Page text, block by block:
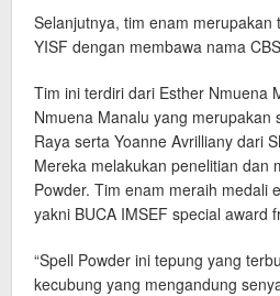
Selanjutnya, tim enam merupakan
YISF dengan membawa nama
Tim ini terdiri dari Esther Nmuena
Nmuena Manalu yang merupakan
Raya serta Yoanne Avrilliany dari
Mereka melakukan penelitian dan
Powder. Tim enam meraih medali
yakni BUCA IMSEF special award
“Spell Powder ini tepung yang
kecubung yang mengandung